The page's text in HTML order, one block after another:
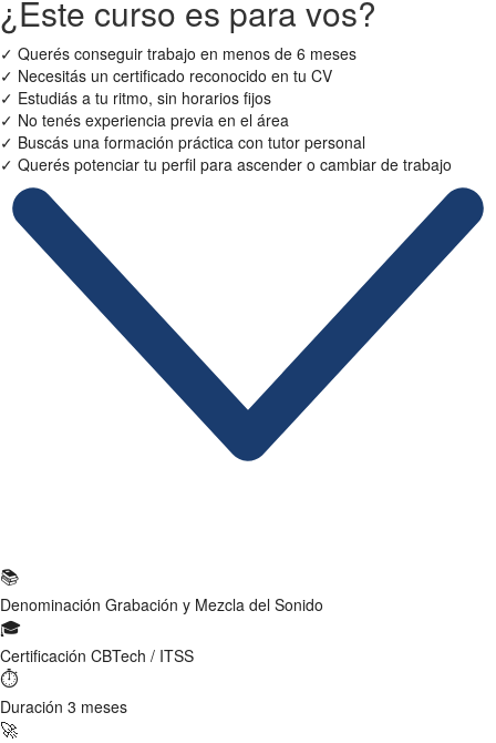
¿Este curso es para vos?
✓ Querés conseguir trabajo en menos de 6 meses
✓ Necesitás un certificado reconocido en tu CV
✓ Estudiás a tu ritmo, sin horarios fijos
✓ No tenés experiencia previa en el área
✓ Buscás una formación práctica con tutor personal
✓ Querés potenciar tu perfil para ascender o cambiar de trabajo
📚
Denominación Grabación y Mezcla del Sonido
🎓
Certificación CBTech / ITSS
⏱
Duración 3 meses
🚀